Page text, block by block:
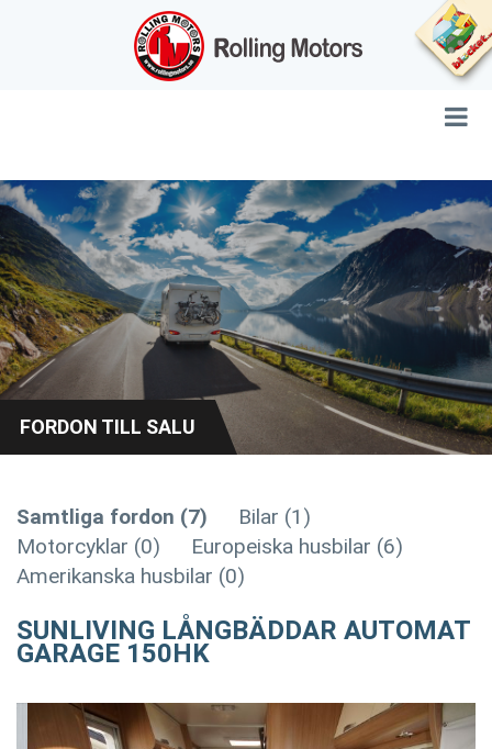
FORDON TILL SALU
Samtliga fordon (7)
Bilar (1)
Motorcyklar (0)
Europeiska husbilar (6)
Amerikanska husbilar (0)
SUNLIVING LÅNGBÄDDAR AUTOMAT
GARAGE 150HK